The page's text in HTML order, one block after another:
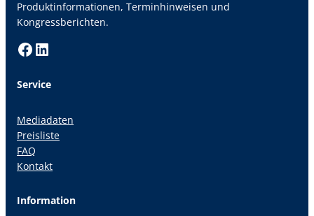
Produktinformationen, Terminhinweisen und
Kongressberichten.
Facebook LinkedIn
Service
Mediadaten
Preisliste
FAQ
Kontakt
Information